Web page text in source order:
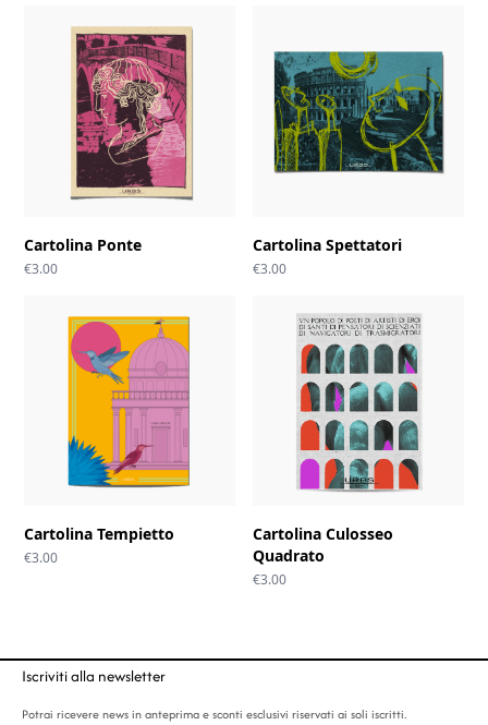
Cartolina Ponte
€3.00
Cartolina Spettatori
€3.00
Cartolina Tempietto
€3.00
Cartolina Culosseo
Quadrato
€3.00
Iscriviti alla newsletter
Potrai ricevere news in anteprima e sconti esclusivi riservati ai soli iscritti.